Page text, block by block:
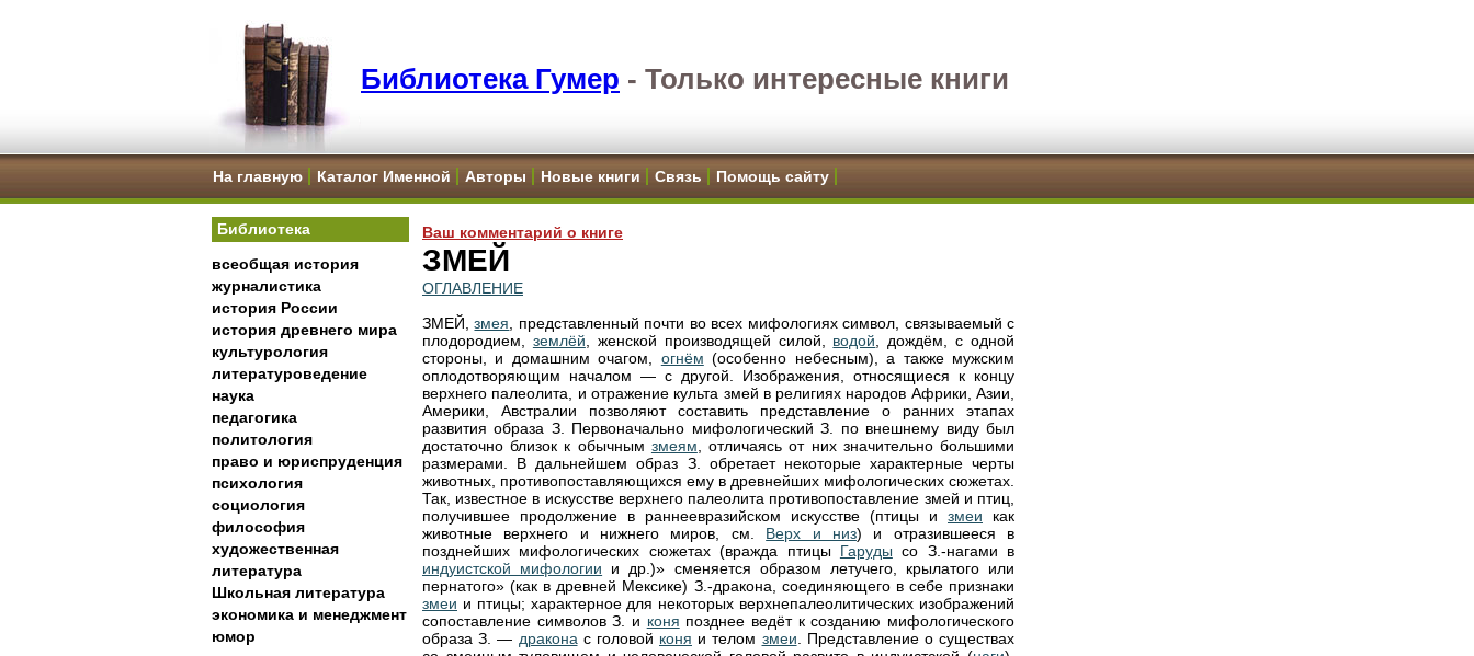
Библиотека Гумер - Только интересные книги
На главную Каталог Именной Авторы Новые книги Связь Помощь сайту
Библиотека
всеобщая история
журналистика
история России
история древнего мира
культурология
литературоведение
наука
педагогика
политология
право и юриспруденция
психология
социология
философия
художественная
литература
Школьная литература
экономика и менеджмент
юмор
Ваш комментарий о книге
ЗМЕЙ
ОГЛАВЛЕНИЕ
ЗМЕЙ,змея , представленный почти во всех мифологиях символ, связываемый с
плодородием, землёй , женской производящей силой, водой , дождём, с одной
стороны, и домашним очагом, огнём (особенно небесным), а также мужским
оплодотворяющим началом — с другой. Изображения, относящиеся к концу
верхнего палеолита, и отражение культа змей в религиях народов Африки, Азии,
Америки, Австралии позволяют составить представление о ранних этапах
развития образа З. Первоначально мифологический З. по внешнему виду был
достаточно близок к обычным змеям , отличаясь от них значительно большими
размерами. В дальнейшем образ З. обретает некоторые характерные черты
животных, противопоставляющихся ему в древнейших мифологических сюжетах.
Так, известное в искусстве верхнего палеолита противопоставление змей и птиц,
получившее продолжение в раннеевразийском искусстве (птицы и змеи как
животные верхнего и нижнего миров, см. Верх и низ) и отразившееся в
позднейших мифологических сюжетах (вражда птицы Гаруды со З.-нагами в
индуистской мифологии и др.)» сменяется образом летучего, крылатого или
пернатого» (как в древней Мексике) З.-дракона, соединяющего в себе признаки
змеи и птицы; характерное для некоторых верхнепалеолитических изображений
сопоставление символов З. и коня позднее ведёт к созданию мифологического
образа З. — дракона с головой коня и телом змеи . Представление о существах